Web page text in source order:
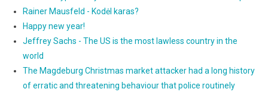
Rainer Mausfeld - Kodėl karas?
Happy new year!
Jeffrey Sachs - The US is the most lawless country in the
world
The Magdeburg Christmas market attacker had a long history
of erratic and threatening behaviour that police routinely